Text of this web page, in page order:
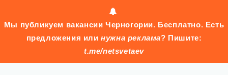
Мы публикуем вакансии Черногории. Бесплатно. Есть
предложения илинужна реклама? Пишите:
t.me/netsvetaev